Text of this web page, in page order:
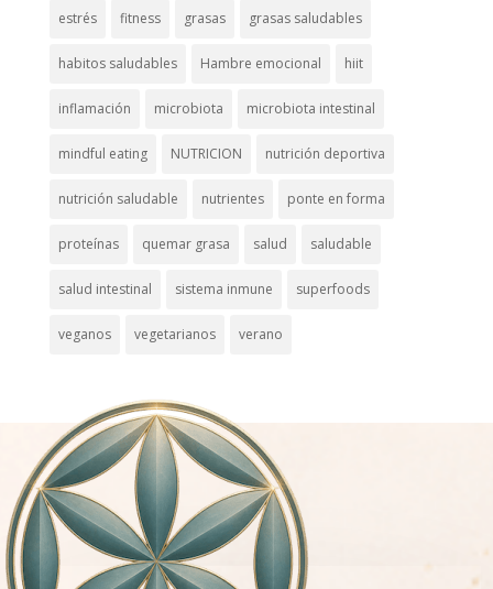
estrés fitness grasas grasas saludables
habitos saludables Hambre emocional hiit
inflamación microbiota microbiota intestinal
mindful eating NUTRICION nutrición deportiva
nutrición saludable nutrientes ponte en forma
proteínas quemar grasa salud saludable
salud intestinal sistema inmune superfoods
veganos vegetarianos verano